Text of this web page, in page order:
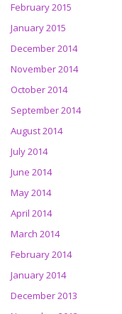
February 2015
January 2015
December 2014
November 2014
October 2014
September 2014
August 2014
July 2014
June 2014
May 2014
April 2014
March 2014
February 2014
January 2014
December 2013